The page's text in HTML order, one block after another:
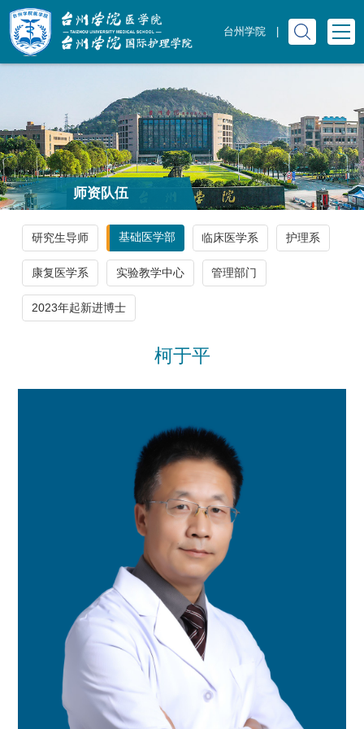
台州学院
师资队伍
研究生导师 基础医学部 临床医学系 护理系
康复医学系 实验教学中心 管理部门
2023年起新进博士
柯于平